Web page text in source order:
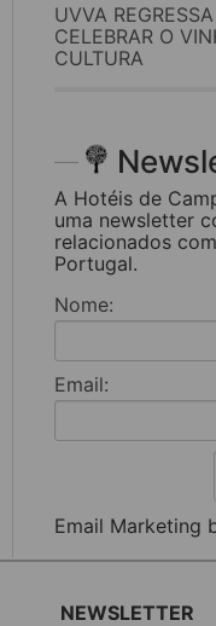
UVVA
CELEBRAR O
CULTURA
A Hotéis de
uma newsletter
relacionados
Portugal.
Nome:
Email:
Email Marketing
NEWSLETTER